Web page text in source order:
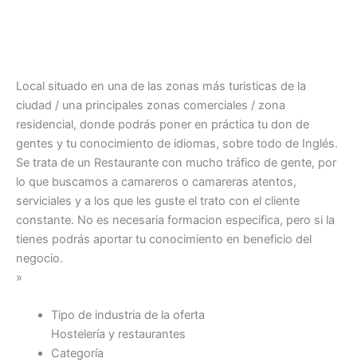
Local situado en una de las zonas más turisticas de la
ciudad / una principales zonas comerciales / zona
residencial, donde podrás poner en práctica tu don de
gentes y tu conocimiento de idiomas, sobre todo de Inglés.
Se trata de un Restaurante con mucho tráfico de gente, por
lo que buscamos a camareros o camareras atentos,
serviciales y a los que les guste el trato con el cliente
constante. No es necesaria formacion especifica, pero si la
tienes podrás aportar tu conocimiento en beneficio del
negocio.
»
Tipo de industria de la oferta
Hostelería y restaurantes
Categoría